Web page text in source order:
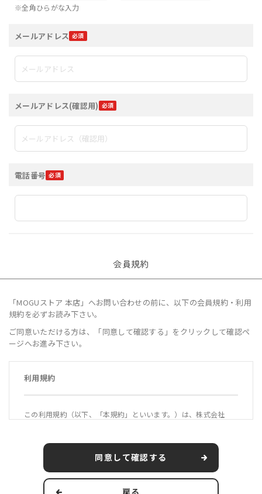
※全角ひらがな入力
メールアドレス
メールアドレス(確認用)
電話番号
会員規約
「MOGUストア 本店」へお問い合わせの前に、以下の会員規約・利用
規約を必ずお読み下さい。
ご同意いただける方は、「同意して確認する」をクリックして確認ペ
ージへお進み下さい。
利用規約
この利用規約（以下、「本規約」といいます。）は、株式会社
ンショップ「MOGUストア 本店」（https://mogustore.jp 以
下、「本サービス」といいます。）の利用条件を定めるもので
同意して確認する